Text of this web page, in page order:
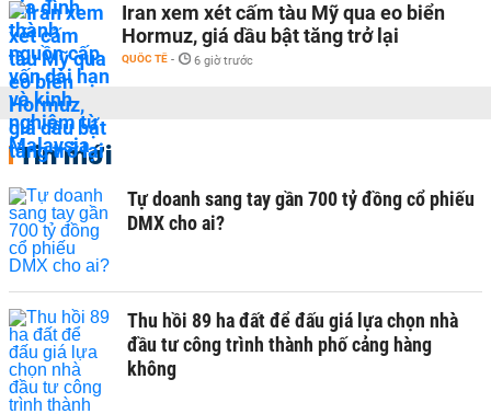
Iran xem xét cấm tàu Mỹ qua eo biển
Hormuz, giá dầu bật tăng trở lại
QUỐC TẾ - 6 giờ trước
Tin mới
Tự doanh sang tay gần 700 tỷ đồng cổ phiếu
DMX cho ai?
Thu hồi 89 ha đất để đấu giá lựa chọn nhà
đầu tư công trình thành phố cảng hàng
không